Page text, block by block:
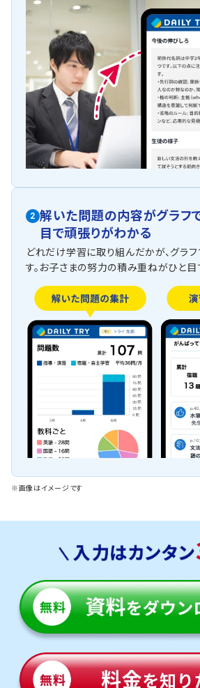
2 解いた問題の内容がグラフ
目で頑張りがわかる
どれだけ学習に取り組んだかが、グラ
す。お子さまの努力の積み重ねがひと目
※画像はイメージです